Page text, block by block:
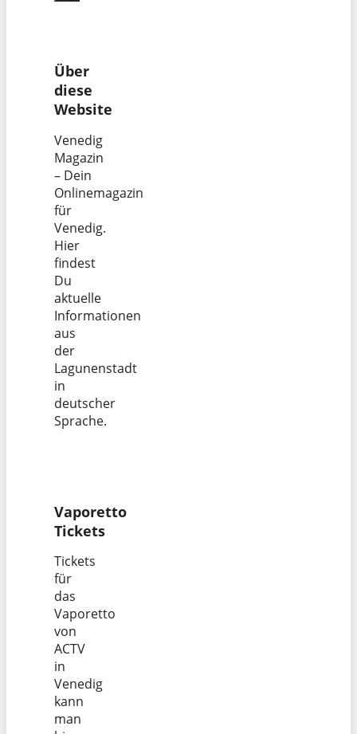
Über
diese
Website
Venedig
Magazin
– Dein
Onlinemagazin
für
Venedig.
Hier
findest
Du
aktuelle
Informationen
aus
der
Lagunenstadt
in
deutscher
Sprache.
Vaporetto
Tickets
Tickets
für
das
Vaporetto
von
ACTV
in
Venedig
kann
man